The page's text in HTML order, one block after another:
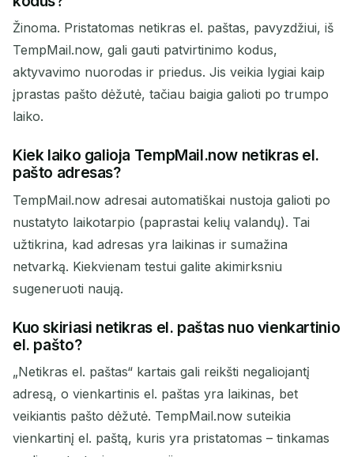
Žinoma. Pristatomas netikras el. paštas, pavyzdžiui, iš
TempMail.now, gali gauti patvirtinimo kodus,
aktyvavimo nuorodas ir priedus. Jis veikia lygiai kaip
įprastas pašto dėžutė, tačiau baigia galioti po trumpo
laiko.
Kiek laiko galioja TempMail.now netikras el.
pašto adresas?
TempMail.now adresai automatiškai nustoja galioti po
nustatyto laikotarpio (paprastai kelių valandų). Tai
užtikrina, kad adresas yra laikinas ir sumažina
netvarką. Kiekvienam testui galite akimirksniu
sugeneruoti naują.
Kuo skiriasi netikras el. paštas nuo vienkartinio
el. pašto?
„Netikras el. paštas“ kartais gali reikšti negaliojantį
adresą, o vienkartinis el. paštas yra laikinas, bet
veikiantis pašto dėžutė. TempMail.now suteikia
vienkartinį el. paštą, kuris yra pristatomas – tinkamas